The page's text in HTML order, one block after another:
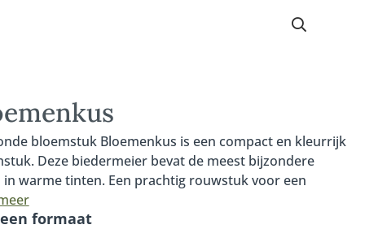
bloemstuk Bloemenkus is een compact en kleurrijk
Deze biedermeier bevat de meest bijzondere
in warme tinten. Een prachtig rouwstuk voor een
afscheid. Het bloemstuk wordt rond samengesteld.
staat ook bekend als Biedermeier. Vanaf
formaat